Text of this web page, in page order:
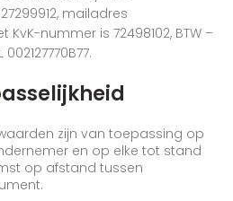
mailadres
KvK-nummer is 72498102, BTW –
zijn van toepassing op
en op elke tot stand
op afstand tussen